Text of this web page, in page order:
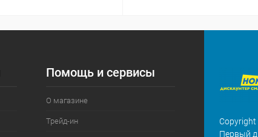
Помощь и сервисы
О магазине
Трейд-ин
Copyright
Первый